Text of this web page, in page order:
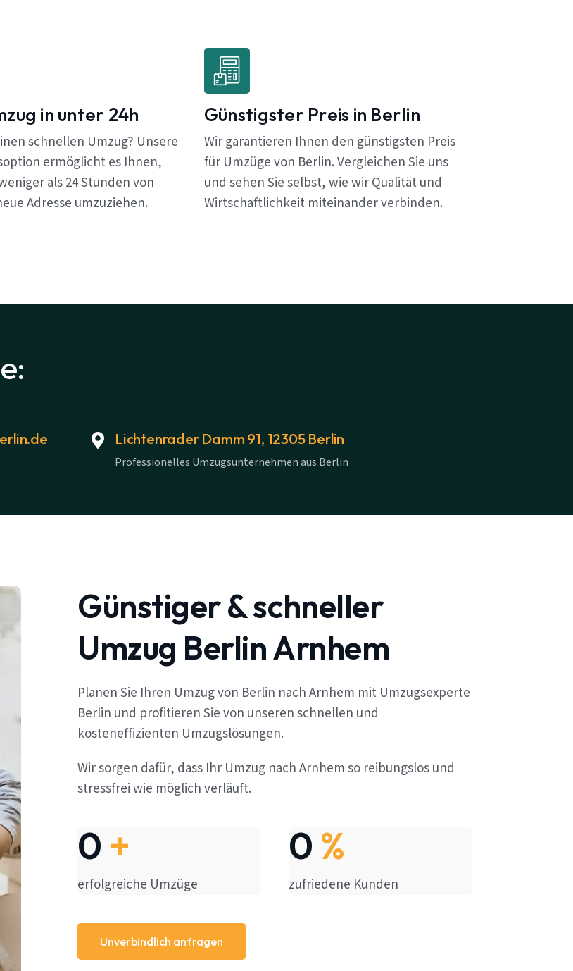
in unter 24h
schnellen Umzug? Unsere
ermöglicht es Ihnen,
als 24 Stunden von
Adresse umzuziehen.
Günstigster Preis in Berlin
Wir garantieren Ihnen den günstigsten Preis
für Umzüge von Berlin. Vergleichen Sie uns
und sehen Sie selbst, wie wir Qualität und
Wirtschaftlichkeit miteinander verbinden.
Lichtenrader Damm 91, 12305 Berlin
Professionelles Umzugsunternehmen aus Berlin
Günstiger & schneller
Umzug Berlin Arnhem
Planen Sie Ihren Umzug von Berlin nach Arnhem mit Umzugsexperte
Berlin und profitieren Sie von unseren schnellen und
kosteneffizienten Umzugslösungen.
Wir sorgen dafür, dass Ihr Umzug nach Arnhem so reibungslos und
stressfrei wie möglich verläuft.
0 +
erfolgreiche Umzüge
0 %
zufriedene Kunden
Unverbindlich anfragen